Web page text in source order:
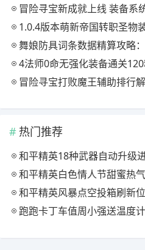
冒险寻宝新成就上线 装备系
1.0.4版本萌新帝国转职圣物
舞娘防具词条数据精算攻略
4法师0命无强化装备通关
冒险寻宝打败魔王辅助排行
热门推荐
和平精英18种武器自动升级
和平精英白色情人节甜蜜热
和平精英风暴点空投箱刷新
跑跑卡丁车值周小强送温度